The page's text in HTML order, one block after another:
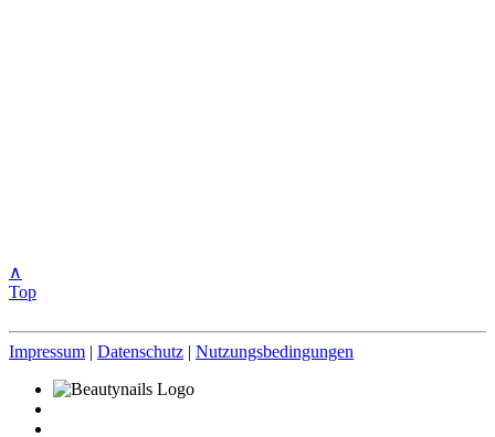
∧
Top
Impressum | Datenschutz | Nutzungsbedingungen